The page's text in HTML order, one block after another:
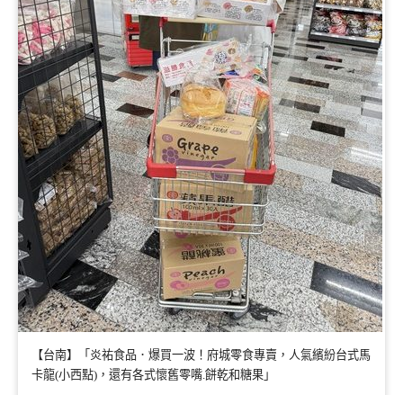
【台南】「炎祐食品．爆買一波！府城零食專賣，人氣繽紛台式馬
卡龍(小西點)，還有各式懷舊零嘴.餅乾和糖果」